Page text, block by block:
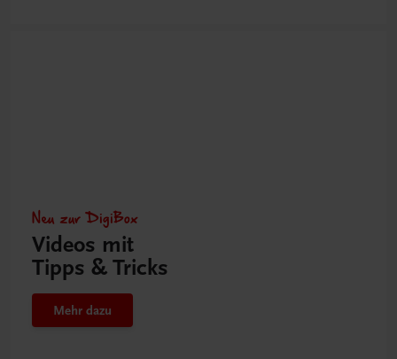
Neu zur DigiBox
Videos mit
Tipps & Tricks
Mehr dazu